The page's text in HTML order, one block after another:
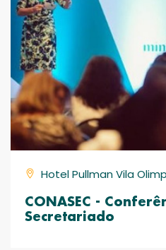
Hotel Pullman Vila
CONASEC -
Secretariado